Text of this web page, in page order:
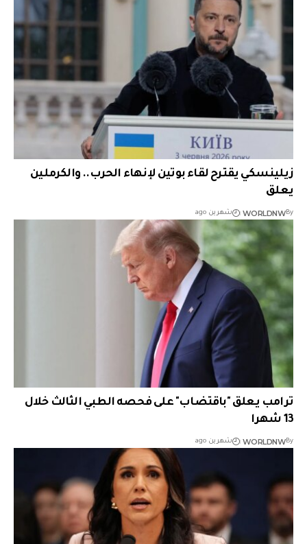
زيلينسكي يقترح لقاء بوتين لإنهاء الحرب.. والكرملين
يعلق
By
WORLDNW شهرين ago
ترامب يعلق "باقتضاب" على فحصه الطبي الثالث خلال
13 شهرا
By
WORLDNW شهرين ago